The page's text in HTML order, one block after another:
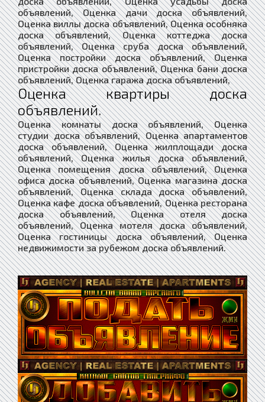
объявлений, Оценка дачи доска объявлений,
Оценка виллы доска объявлений, Оценка особняка
доска объявлений, Оценка коттеджа доска
объявлений, Оценка сруба доска объявлений,
Оценка постройки доска объявлений, Оценка
пристройки доска объявлений, Оценка бани доска
объявлений, Оценка гаража доска объявлений,
Оценка квартиры доска
объявлений.
Оценка комнаты доска объявлений, Оценка
студии доска объявлений, Оценка апартаментов
доска объявлений, Оценка жилплощади доска
объявлений, Оценка жилья доска объявлений,
Оценка помещения доска объявлений, Оценка
офиса доска объявлений, Оценка магазина доска
объявлений, Оценка склада доска объявлений,
Оценка кафе доска объявлений, Оценка ресторана
доска объявлений, Оценка отеля доска
объявлений, Оценка мотеля доска объявлений,
Оценка гостиницы доска объявлений, Оценка
недвижимости за рубежом доска объявлений.